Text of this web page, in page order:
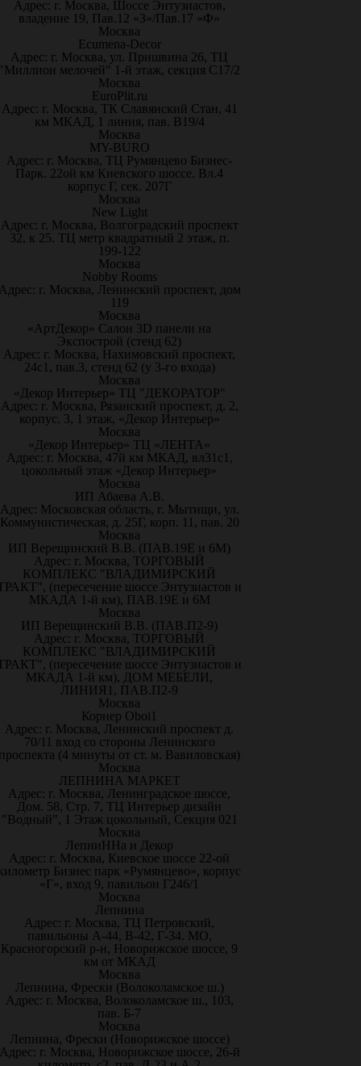
Адрес: г. Москва, Шоссе Энтузиастов,
владение 19, Пав.12 «З»/Пав.17 «Ф»
Москва
Ecumena-Decor
Адрес: г. Москва, ул. Пришвина 26, ТЦ
мелочей" 1-й этаж, секция С17/2
Москва
EuroPlit.ru
Адрес: г. Москва, ТК Славянский Стан, 41
км МКАД, 1 линия, пав. В19/4
Москва
MY-BURO
Адрес: г. Москва, ТЦ Румянцево Бизнес-
Парк. 22ой км Киевского шоссе. Вл.4
корпус Г, сек. 207Г
Москва
New Light
Адрес: г. Москва, Волгоградский проспект
32, к 25. ТЦ метр квадратный 2 этаж, п.
199-122
Москва
Nobby Rooms
г. Москва, Ленинский проспект, дом
119
Москва
«АртДекор» Салон 3D панели на
Экспострой (стенд 62)
Адрес: г. Москва, Нахимовский проспект,
24с1, пав.3, стенд 62 (у 3-го входа)
Москва
«Декор Интерьер» ТЦ "ДЕКОРАТОР"
Адрес: г. Москва, Рязанский проспект, д. 2,
корпус. 3, 1 этаж, «Декор Интерьер»
Москва
«Декор Интерьер» ТЦ «ЛЕНТА»
Адрес: г. Москва, 47й км МКАД, вл31с1,
цокольный этаж «Декор Интерьер»
Москва
ИП Абаева А.В.
Адрес: Московская область, г. Мытищи, ул.
Коммунистическая, д. 25Г, корп. 11, пав. 20
Москва
ИП Верещинский В.В. (ПАВ.19Е и 6М)
Адрес: г. Москва, ТОРГОВЫЙ
КОМПЛЕКС "ВЛАДИМИРСКИЙ
(пересечение шоссе Энтузиастов и
МКАДА 1-й км), ПАВ.19Е и 6М
Москва
ИП Верещинский В.В. (ПАВ.П2-9)
Адрес: г. Москва, ТОРГОВЫЙ
КОМПЛЕКС "ВЛАДИМИРСКИЙ
(пересечение шоссе Энтузиастов и
МКАДА 1-й км), ДОМ МЕБЕЛИ,
ЛИНИЯ1, ПАВ.П2-9
Москва
Корнер Oboi1
Адрес: г. Москва, Ленинский проспект д.
70/11 вход со стороны Ленинского
(4 минуты от ст. м. Вавиловская)
Москва
ЛЕПНИНА МАРКЕТ
Адрес: г. Москва, Ленинградское шоссе,
Дом. 58, Стр. 7, ТЦ Интерьер дизайн
"Водный", 1 Этаж цокольный, Секция 021
Москва
ЛепниННа и Декор
Адрес: г. Москва, Киевское шоссе 22-ой
Бизнес парк «Румянцево», корпус
«Г», вход 9, павильон Г246/1
Москва
Лепнина
Адрес: г. Москва, ТЦ Петровский,
павильоны А-44, В-42, Г-34. МО,
Красногорский р-н, Новорижское шоссе, 9
км от МКАД
Москва
Лепнина, Фрески (Волоколамское ш.)
Адрес: г. Москва, Волоколамское ш., 103,
пав. Б-7
Москва
Лепнина, Фрески (Новорижское шоссе)
г. Москва, Новорижское шоссе, 26-й